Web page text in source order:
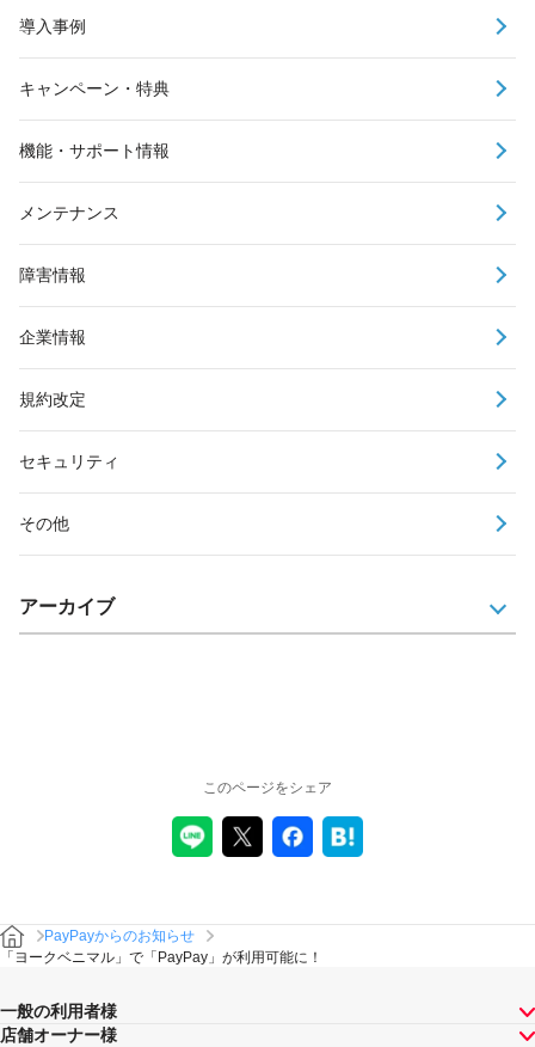
導入事例
キャンペーン・特典
機能・サポート情報
メンテナンス
障害情報
企業情報
規約改定
セキュリティ
その他
アーカイブ
このページをシェア
PayPayからのお知らせ
「ヨークベニマル」で「PayPay」が利用可能に！
一般の利用者様
店舗オーナー様